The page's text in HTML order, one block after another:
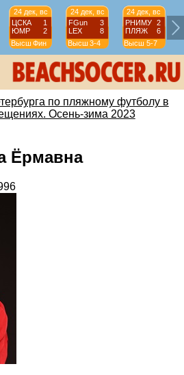
24 дек, вс
ЦСКА
1
ЮМР
2
Высш Фин
24 дек, вс
FGun
3
LEX
8
Высш 3-4
24 дек, вс
РНИМУ
2
ПЛЯЖ
6
Высш 5-7
по пляжному футболу в
Осень-зима 2023
Ёрмавна